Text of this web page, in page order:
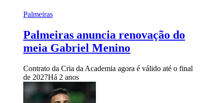
Palmeiras
Palmeiras anuncia renovação do
meia Gabriel Menino
Contrato da Cria da Academia agora é válido até o final
de 2027Há 2 anos